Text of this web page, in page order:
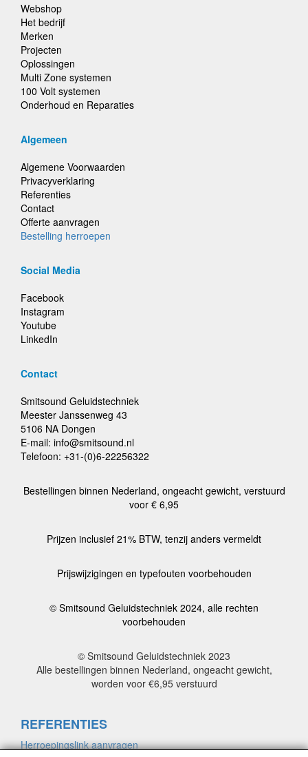
Webshop
Het bedrijf
Merken
Projecten
Oplossingen
Multi Zone systemen
100 Volt systemen
Onderhoud en Reparaties
Algemeen
Algemene Voorwaarden
Privacyverklaring
Referenties
Contact
Offerte aanvragen
Bestelling herroepen
Social Media
Facebook
Instagram
Youtube
LinkedIn
Contact
Smitsound Geluidstechniek
Meester Janssenweg 43
5106 NA Dongen
E-mail: info@smitsound.nl
Telefoon: +31-(0)6-22256322
Bestellingen binnen Nederland, ongeacht gewicht, verstuurd
voor € 6,95
Prijzen inclusief 21% BTW, tenzij anders vermeldt
Prijswijzigingen en typefouten voorbehouden
© Smitsound Geluidstechniek 2024, alle rechten
voorbehouden
© Smitsound Geluidstechniek 2023
Alle bestellingen binnen Nederland, ongeacht gewicht,
worden voor €6,95 verstuurd
REFERENTIES
Herroepingslink aanvragen